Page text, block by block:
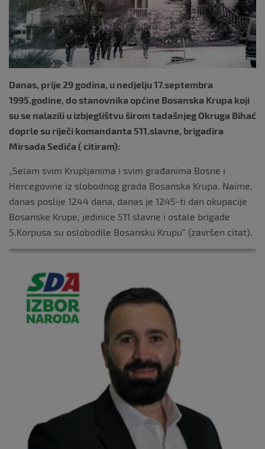
Danas, prije 29 godina, u nedjelju 17.septembra
1995.godine, do stanovnika općine Bosanska Krupa koji
su se nalazili u izbjeglištvu širom tadašnjeg Okruga Bihać
doprle su riječi komandanta 511.slavne, brigadira
Mirsada Sedića ( citiram):
„Selam svim Krupljanima i svim građanima Bosne i
Hercegovine iz slobodnog grada Bosanska Krupa. Naime,
danas poslije 1244 dana, danas je 1245-ti dan okupacije
Bosanske Krupe, jedinice 511.slavne i ostale brigade
5.Korpusa su oslobodile Bosansku Krupu“ (završen citat).